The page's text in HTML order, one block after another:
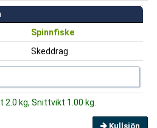
Spinnfiske
Skeddrag
2.0 kg, Snittvikt 1.00 kg.
Kullsjön